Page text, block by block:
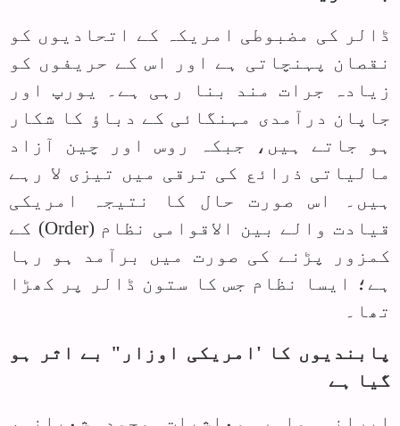
ڈالر کی مضبوطی امریکہ کے اتحادیوں کو
نقصان پہنچاتی ہے اور اس کے حریفوں کو
زیادہ جرات مند بنا رہی ہے۔ یورپ اور
جاپان درآمدی مہنگائی کے دباؤ کا شکار
ہو جاتے ہیں، جبکہ روس اور چین آزاد
مالیاتی ذرائع کی ترقی میں تیزی لا رہے
ہیں۔ اس صورت حال کا نتیجہ امریکی
قیادت والے بین الاقوامی نظام (Order) کے
کمزور پڑنے کی صورت میں برآمد ہو رہا
ہے؛ ایسا نظام جس کا ستون ڈالر پر کھڑا
تھا۔
پابندیوں کا 'امریکی اوزار" بے اثر ہو
گیا ہے